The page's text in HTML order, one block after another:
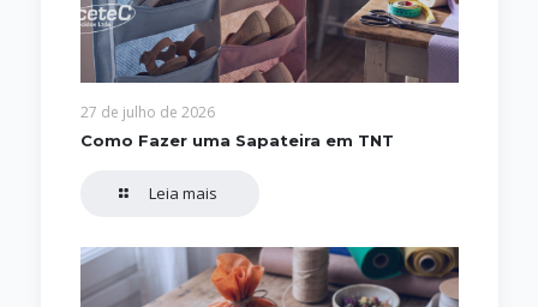
27 de julho de 2026
Como Fazer uma Sapateira em TNT
Leia mais